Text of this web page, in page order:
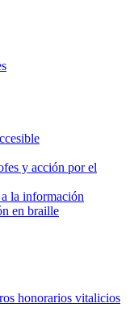
y acción por el
la información
en braille
honorarios vitalicios